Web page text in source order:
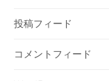
投稿フィード
コメントフィード